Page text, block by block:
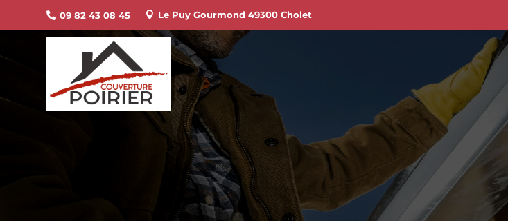
 09 82 43 08 45  Le Puy Gourmond 49300 Cholet